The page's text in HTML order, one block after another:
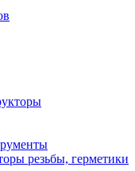
резьбы, герметики